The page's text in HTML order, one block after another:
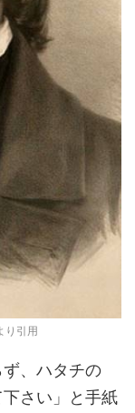
り引用
、ハタチの
さい」と手紙